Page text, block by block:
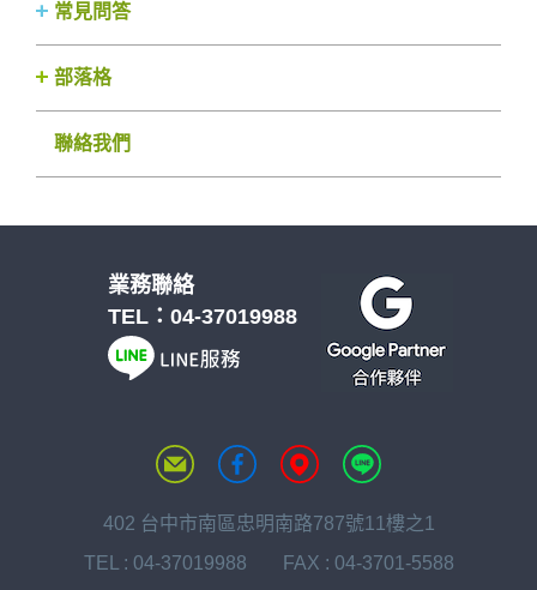
常見問答
部落格
聯絡我們
業務聯絡
TEL： 04-37019988
402 台中市南區忠明南路787號11樓之1
TEL : 04-37019988 FAX : 04-3701-5588